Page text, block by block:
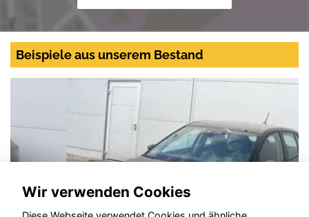
Beispiele aus unserem Bestand
Wir verwenden Cookies